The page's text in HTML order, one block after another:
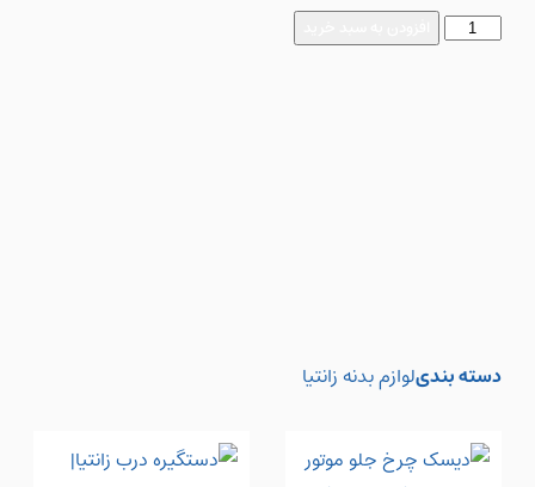
دسته بندیلوازم بدنه زانتیا